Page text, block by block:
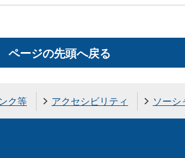
ページの先頭へ戻る
ク等 アクセシビリティ ソー